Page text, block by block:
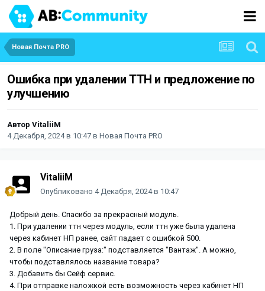
Новая Почта PRO
Ошибка при удалении ТТН и предложение по
улучшению
Автор VitaliiM
4 Декабря, 2024 в 10:47 в Новая Почта PRO
VitaliiM
Опубликовано 4 Декабря, 2024 в 10:47
Добрый день. Спасибо за прекрасный модуль.
1. При удалении ттн через модуль, если ттн уже была удалена
через кабинет НП ранее, сайт падает с ошибкой 500.
2. В поле "Описание груза:" подставляется "Вантаж". А можно,
чтобы подставлялось название товара?
3. Добавить бы Сейф сервис.
4. При отправке наложкой есть возможность через кабинет НП